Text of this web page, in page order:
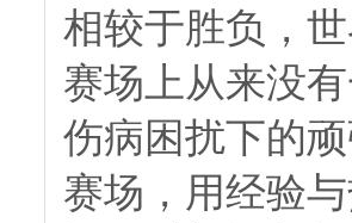
相较于胜负，
赛场上从来没
伤病困扰下的
赛场，用经验